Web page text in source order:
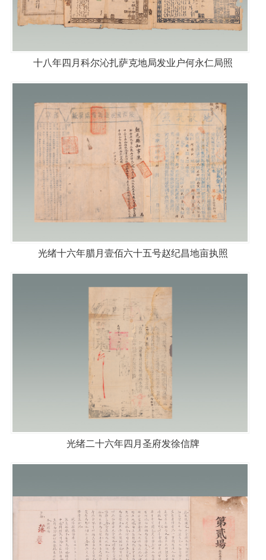
十八年四月科尔沁扎萨克地局发业户何永仁局照
光绪十六年腊月壹佰六十五号赵纪昌地亩执照
光绪二十六年四月圣府发徐信牌